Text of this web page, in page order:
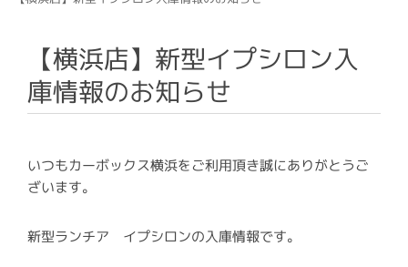
【横浜店】新型イプシロン入
庫情報のお知らせ
いつもカーボックス横浜をご利用頂き誠にありがとうご
ざいます。
新型ランチア イプシロンの入庫情報です。